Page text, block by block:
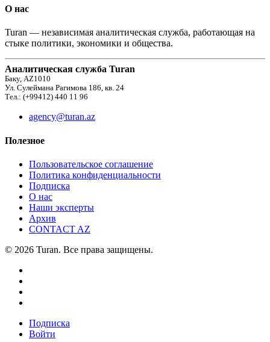
О нас
Turan — независимая аналитическая служба, работающая на
стыке политики, экономики и общества.
Аналитическая служба Turan
Баку, AZ1010
Ул. Сулеймана Рагимова 186, кв. 24
Тел.: (+99412) 440 11 96
agency@turan.az
Полезное
Пользовательское соглашение
Политика конфиденциальности
Подписка
О нас
Наши эксперты
Архив
CONTACT AZ
© 2026 Turan. Все права защищены.
Подписка
Войти